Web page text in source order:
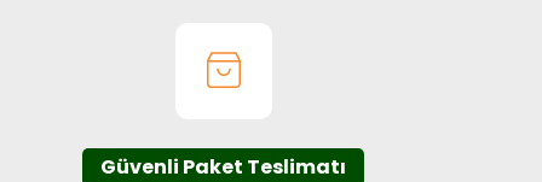
Ürün fiyatı diğer sitelerden daha pahalı.
Güvenli Paket Teslimatı